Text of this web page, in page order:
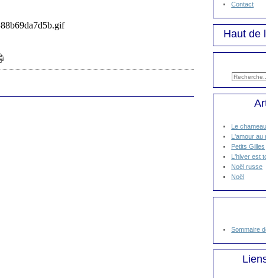
Contact
Haut de
Le chameau
L'amour au
Petits Gilles
L'hiver est
Noël russe
Noël
Sommaire